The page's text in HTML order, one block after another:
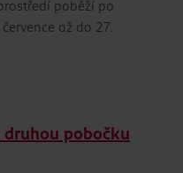
poběží po
až do 27.
druhou pobočku